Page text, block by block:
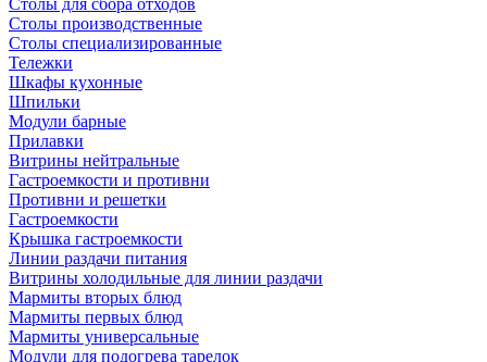
Столы для сбора отходов
Столы производственные
Столы специализированные
Тележки
Шкафы кухонные
Шпильки
Модули барные
Прилавки
Витрины нейтральные
Гастроемкости и противни
Противни и решетки
Гастроемкости
Крышка гастроемкости
Линии раздачи питания
Витрины холодильные для линии раздачи
Мармиты вторых блюд
Мармиты первых блюд
Мармиты универсальные
Модули для подогрева тарелок